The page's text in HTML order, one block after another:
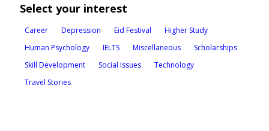
Select your interest
Career Depression Eid Festival
Higher Study
Human Psychology
IELTS Miscellaneous
Scholarships
Skill Development
Social Issues
Technology
Travel Stories